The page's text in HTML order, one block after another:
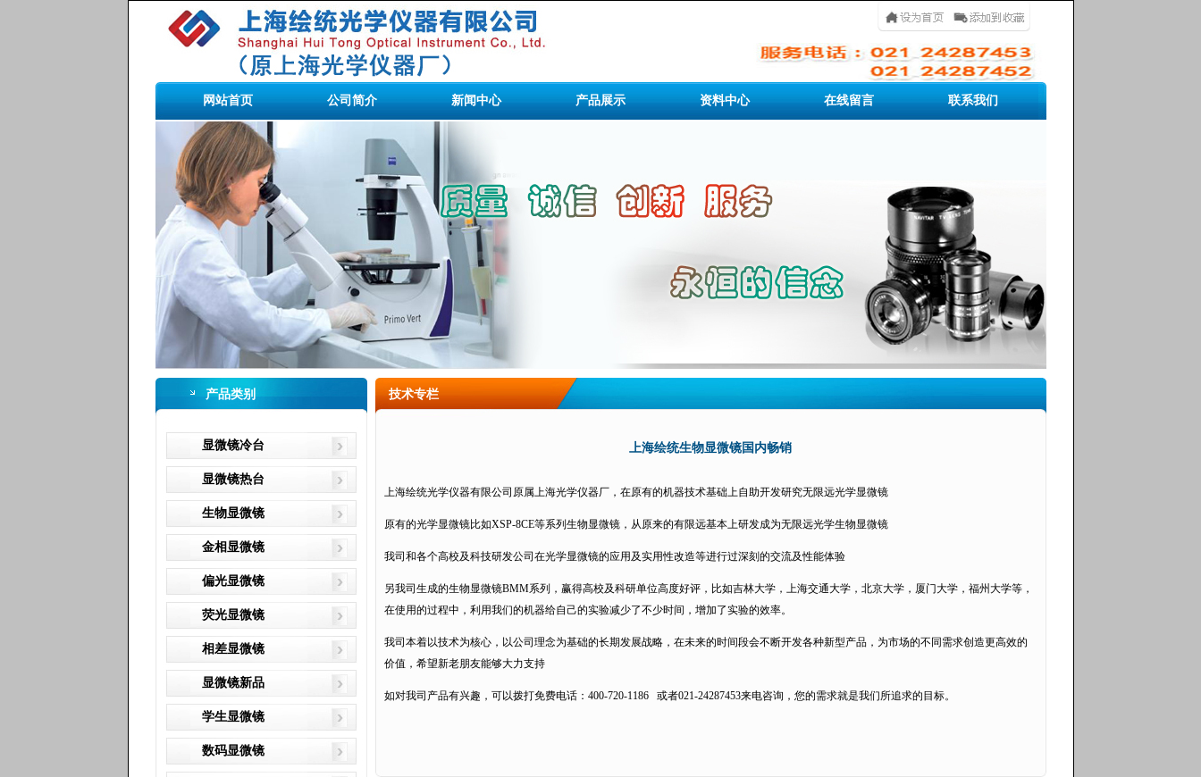
网站首页 公司简介 新闻中心 产品展示 资料中心 在线留言 联系我们
产品类别
显微镜冷台
显微镜热台
生物显微镜
金相显微镜
偏光显微镜
荧光显微镜
相差显微镜
显微镜新品
学生显微镜
数码显微镜
技术专栏
上海绘统生物显微镜国内畅销
上海绘统光学仪器有限公司原属上海光学仪器厂，在原有的机器技术基础上自助开发研究无限远光学显微镜
原有的光学显微镜比如XSP-8CE等系列 生物显微镜，从原来的有限远基本上研发成为无限远光学生物显微镜
我司和各个高校及科技研发公司在光学显微镜的应用及实用性改造等进行过深刻的交流及性能体验
另我司生成的生物显微镜BMM系列，赢得高校及科研单位高度好评，比如吉林大学，上海交通大学，北京大学，厦门大学，福州大学等，
在使用的过程中，利用我们的机器给自己的实验减少了不少时间，增加了实验的效率。
我司本着以技术为核心，以公司理念为基础的长期发展战略，在未来的时间段会不断开发各种新型产品，为市场的不同需求创造更高效的
价值，希望新老朋友能够大力支持
如对我司产品有兴趣，可以拨打免费电话：400-720-1186 或者021-24287453来电咨询，您的需求就是我们所追求的目标。